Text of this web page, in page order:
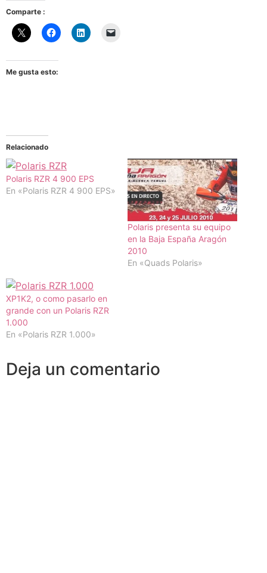
Comparte :
Me gusta esto:
Relacionado
Polaris RZR 4 900 EPS
En «Polaris RZR 4 900 EPS»
Polaris presenta su equipo
en la Baja España Aragón
2010
En «Quads Polaris»
XP1K2, o como pasarlo en
grande con un Polaris RZR
1.000
En «Polaris RZR 1.000»
Deja un comentario